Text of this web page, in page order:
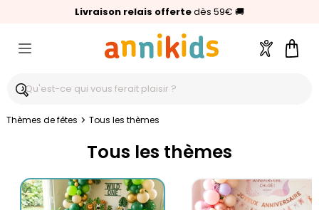
Livraison relais offertedès 59€ 🚚
🥇Palmarès Capital 2025 :Annikids N°1
⭐⭐⭐⭐⭐4,6/5(24 000 avis clients)
Compte
Thèmes de fêtes > Tous les thèmes
Tous les thèmes